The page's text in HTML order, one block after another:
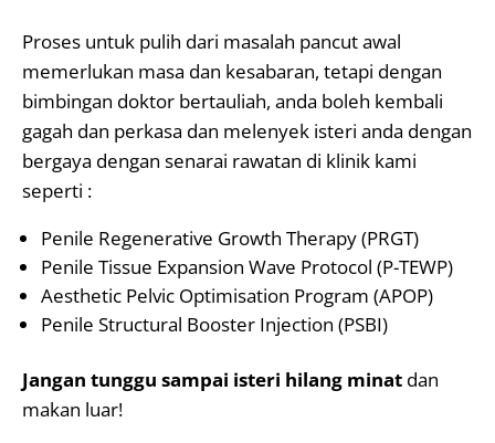
Proses untuk pulih dari masalah pancut awal
memerlukan masa dan kesabaran, tetapi dengan
bimbingan doktor bertauliah, anda boleh kembali
gagah dan perkasa dan melenyek isteri anda dengan
bergaya dengan senarai rawatan di klinik kami
seperti :
Penile Regenerative Growth Therapy (PRGT)
Penile Tissue Expansion Wave Protocol (P-TEWP)
Aesthetic Pelvic Optimisation Program (APOP)
Penile Structural Booster Injection (PSBI)
Jangan tunggu sampai isteri hilang minat dan
makan luar!